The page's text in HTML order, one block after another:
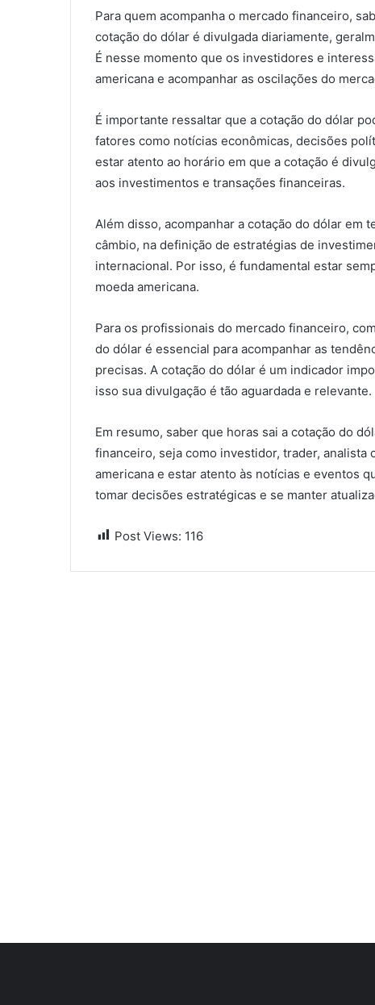
Para quem acompanha o mercado financeiro,
cotação do dólar é divulgada diariamente,
É nesse momento que os investidores e
americana e acompanhar as oscilações do
É importante ressaltar que a cotação do dólar
fatores como notícias econômicas, decisões
estar atento ao horário em que a cotação é
aos investimentos e transações financeiras.
Além disso, acompanhar a cotação do dólar em
câmbio, na definição de estratégias de
internacional. Por isso, é fundamental estar
moeda americana.
Para os profissionais do mercado financeiro,
do dólar é essencial para acompanhar as
precisas. A cotação do dólar é um indicador
isso sua divulgação é tão aguardada e relevante.
Em resumo, saber que horas sai a cotação do
financeiro, seja como investidor, trader, analista
americana e estar atento às notícias e eventos
tomar decisões estratégicas e se manter
Post Views: 116